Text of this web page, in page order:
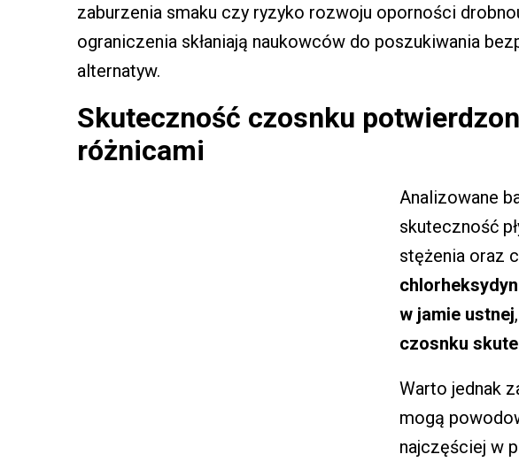
zaburzenia smaku czy ryzyko rozwoju oporności
ograniczenia skłaniają naukowców do poszukiwania
alternatyw.
Skuteczność czosnku
różnicami
Analizowane
skuteczność
stężenia oraz
w jamie ustnej
czosnku
Warto jednak
mogą
najczęściej w